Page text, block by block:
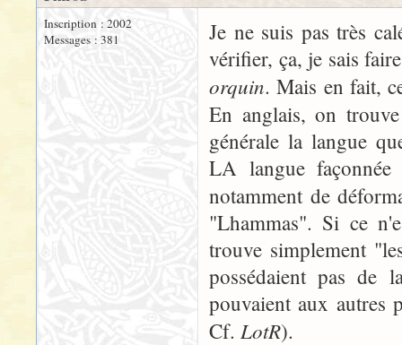
Inscription : 2002
Messages : 381
Je ne suis pas très
vérifier, ça, je sais
orquin. Mais en fait,
En anglais, on
générale la langue
LA langue
notamment de
"Lhammas". Si ce
trouve simplement
possédaient pas de
pouvaient aux autres
Cf. LotR).